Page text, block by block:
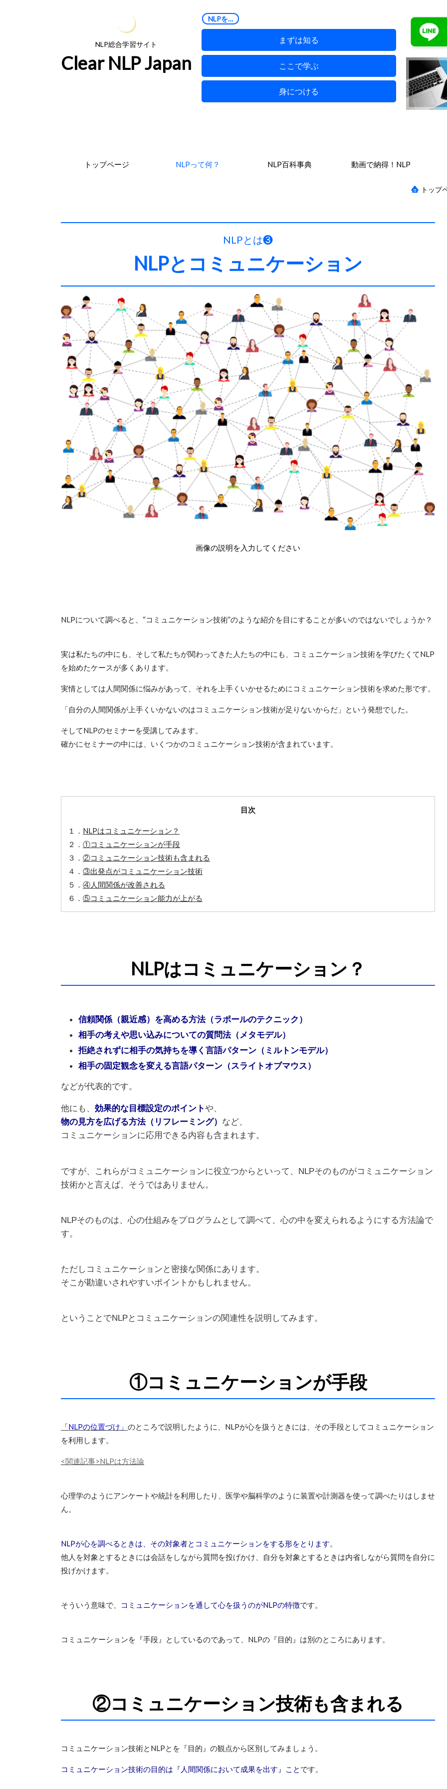
NLP総合学習サイト
Clear NLP Japan
NLPを…
まずは知る
ここで学ぶ
身につける
トップページ NLPって何？ NLP百科事典 動画で納得！NLP
トップ
NLPとは❸
NLPとコミュニケーション
画像の説明を入力してください
NLPについて調べると、“コミュニケーション技術”のような紹介を目にすることが多いのではないでしょうか？
実は私たちの中にも、そして私たちが関わってきた人たちの中にも、コミュニケーション技術を学びたくてNLP
を始めたケースが多くあります。
実情としては人間関係に悩みがあって、それを上手くいかせるためにコミュニケーション技術を求めた形です。
「自分の人間関係が上手くいかないのはコミュニケーション技術が足りないからだ」という発想でした。
そしてNLPのセミナーを受講してみます。
確かにセミナーの中には、いくつかのコミュニケーション技術が含まれています。
目次
１． NLPはコミュニケーション？
２． ①コミュニケーションが手段
３． ②コミュニケーション技術も含まれる
４． ③出発点がコミュニケーション技術
５． ④人間関係が改善される
６． ⑤コミュニケーション能力が上がる
NLPはコミュニケーション？
信頼関係（親近感）を高める方法（ラポールのテクニック）
相手の考えや思い込みについての質問法（メタモデル）
拒絶されずに相手の気持ちを導く言語パターン（ミルトンモデル）
相手の固定観念を変える言語パターン（スライトオブマウス）
などが代表的です。
他にも、 効果的な目標設定のポイントや、
物の見方を広げる方法（リフレーミング） など、
コミュニケーションに応用できる内容も含まれます。
ですが、これらがコミュニケーションに役立つからといって、NLPそのものがコミュニケーション
技術かと言えば、そうではありません。
NLPそのものは、心の仕組みをプログラムとして調べて、心の中を変えられるようにする方法論で
す。
ただしコミュニケーションと密接な関係にあります。
そこが勘違いされやすいポイントかもしれません。
ということでNLPとコミュニケーションの関連性を説明してみます。
①コミュニケーションが手段
「NLPの位置づけ」 のところで説明したように、NLPが心を扱うときには、その手段としてコミュニケーション
を利用します。
<関連記事>NLPは方法論
心理学のようにアンケートや統計を利用したり、医学や脳科学のように装置や計測器を使って調べたりはしませ
ん。
NLPが心を調べるときは、その対象者とコミュニケーションをする形をとります。
他人を対象とするときには会話をしながら質問を投げかけ、自分を対象とするときは内省しながら質問を自分に
投げかけます。
そういう意味で、 コミュニケーションを通して心を扱うのがNLPの特徴です。
コミュニケーションを『手段』としているのであって、NLPの『目的』は別のところにあります。
②コミュニケーション技術も含まれる
コミュニケーション技術とNLPとを『目的』の観点から区別してみましょう。
コミュニケーション技術の目的は『人間関係において成果を出す』こと です。